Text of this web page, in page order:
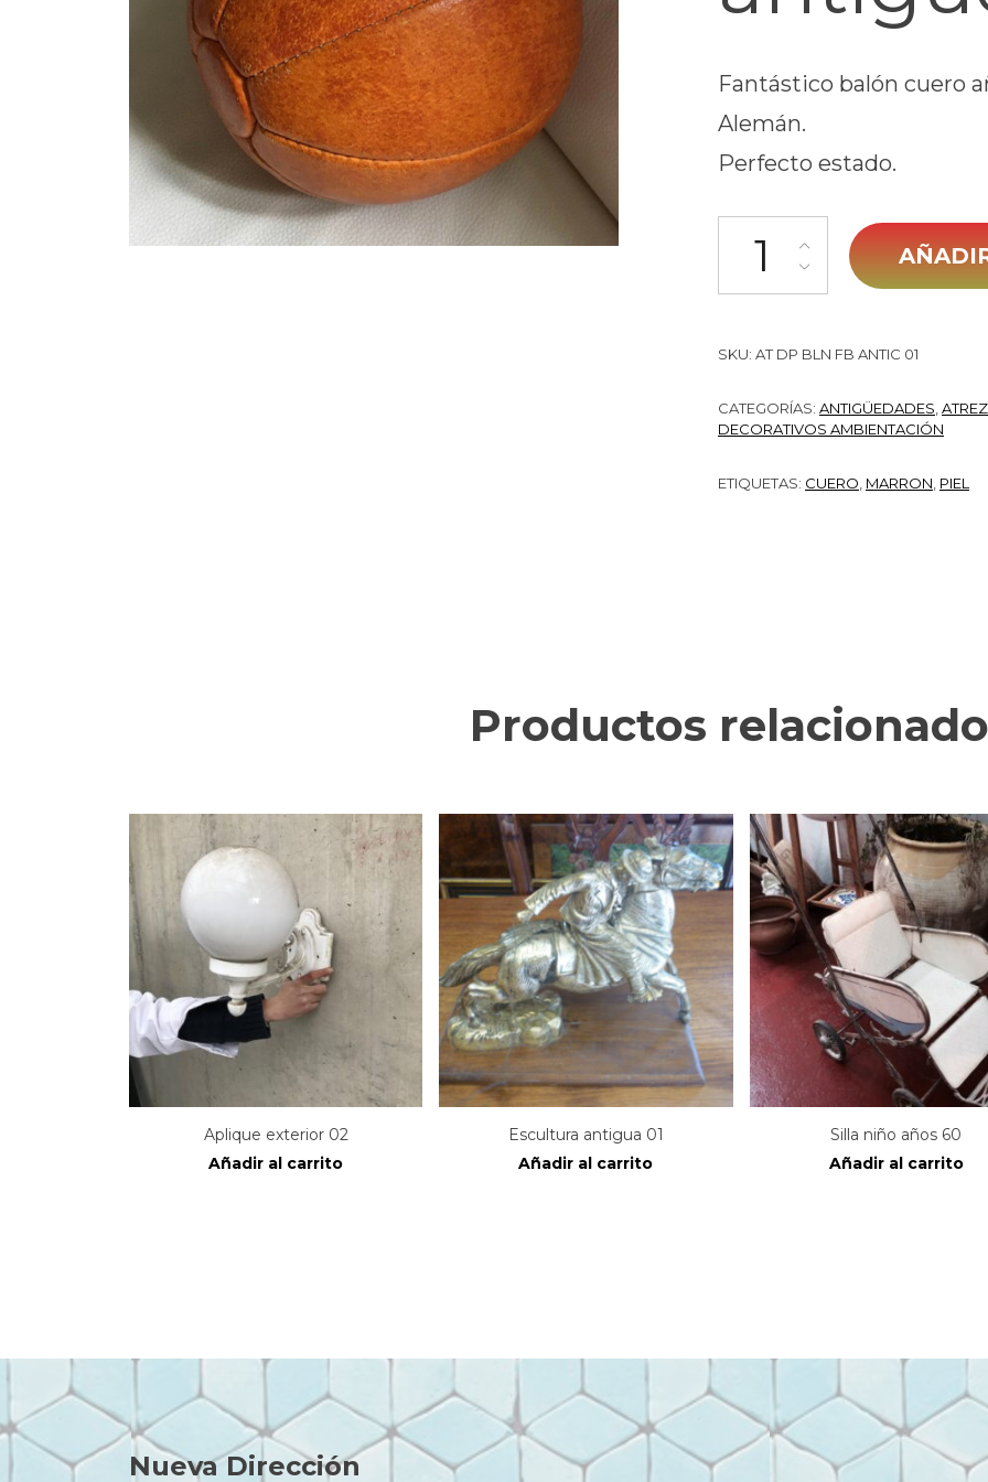
Fantástico balón cuero
Alemán.
Perfecto estado.
Balón futbol antiguo 01
SKU: AT DP BLN FB ANTIC 01
CATEGORÍAS: ANTIGÜEDADES
DECORATIVOS AMBIENTACIÓN
ETIQUETAS: CUERO MARRON PIEL
Productos
Aplique exterior 02
Añadir al carrito
Escultura antigua 01
Añadir al carrito
Silla niño años 60
Añadir al carrito
Nueva Dirección